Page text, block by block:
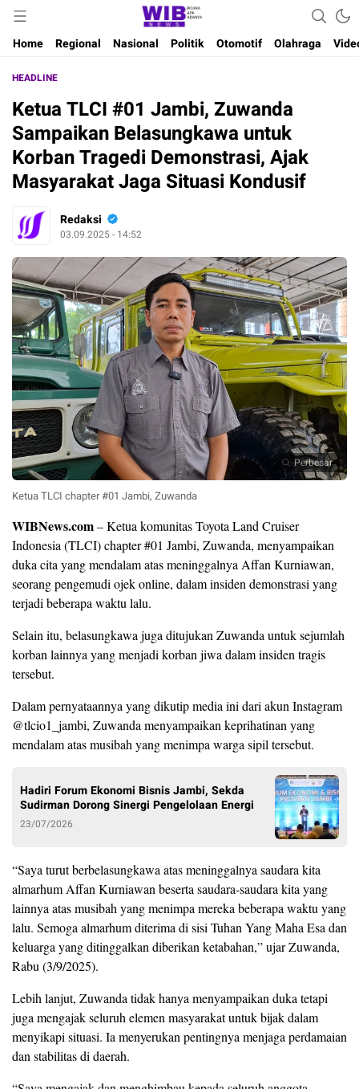
Wibnews
Waktu Indonesia Bicara
Home
Regional Nasional Politik Otomotif Olahraga
HEADLINE
Ketua TLCI #01 Jambi, Zuwanda
Sampaikan Belasungkawa untuk
Korban Tragedi Demonstrasi, Ajak
Masyarakat Jaga Situasi Kondusif
Redaksi
03.09.2025 - 14:52
Perbesar
Ketua TLCI chapter #01 Jambi, Zuwanda
WIBNews.com– Ketua komunitas Toyota Land Cruiser
Indonesia (TLCI) chapter #01 Jambi, Zuwanda, menyampaikan
duka cita yang mendalam atas meninggalnya Affan Kurniawan,
seorang pengemudi ojek online, dalam insiden demonstrasi yang
terjadi beberapa waktu lalu.
Selain itu, belasungkawa juga ditujukan Zuwanda untuk sejumlah
korban lainnya yang menjadi korban jiwa dalam insiden tragis
tersebut.
Dalam pernyataannya yang dikutip media ini dari akun Instagram
@tlcio1_jambi, Zuwanda menyampaikan keprihatinan yang
mendalam atas musibah yang menimpa warga sipil tersebut.
Hadiri Forum Ekonomi Bisnis Jambi, Sekda
Sudirman Dorong Sinergi Pengelolaan Energi
23/07/2026
“Saya turut berbelasungkawa atas meninggalnya saudara kita
almarhum Affan Kurniawan beserta saudara-saudara kita yang
lainnya atas musibah yang menimpa mereka beberapa waktu yang
lalu. Semoga almarhum diterima di sisi Tuhan Yang Maha Esa dan
keluarga yang ditinggalkan diberikan ketabahan,” ujar Zuwanda,
Rabu (3/9/2025).
Lebih lanjut, Zuwanda tidak hanya menyampaikan duka tetapi
juga mengajak seluruh elemen masyarakat untuk bijak dalam
menyikapi situasi. Ia menyerukan pentingnya menjaga perdamaian
dan stabilitas di daerah.